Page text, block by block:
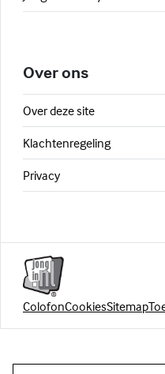
Over ons
Over deze site
Klachtenregeling
Privacy
ColofonCookiesSitemap